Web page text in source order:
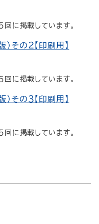
に掲載しています。
その２【印刷用】
に掲載しています。
その３【印刷用】
に掲載しています。